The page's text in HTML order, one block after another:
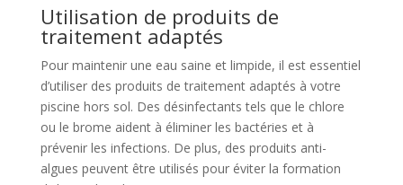
Utilisation de produits de
traitement adaptés
Pour maintenir une eau saine et limpide, il est essentiel
d’utiliser des produits de traitement adaptés à votre
piscine hors sol. Des désinfectants tels que le chlore
ou le brome aident à éliminer les bactéries et à
prévenir les infections. De plus, des produits anti-
algues peuvent être utilisés pour éviter la formation